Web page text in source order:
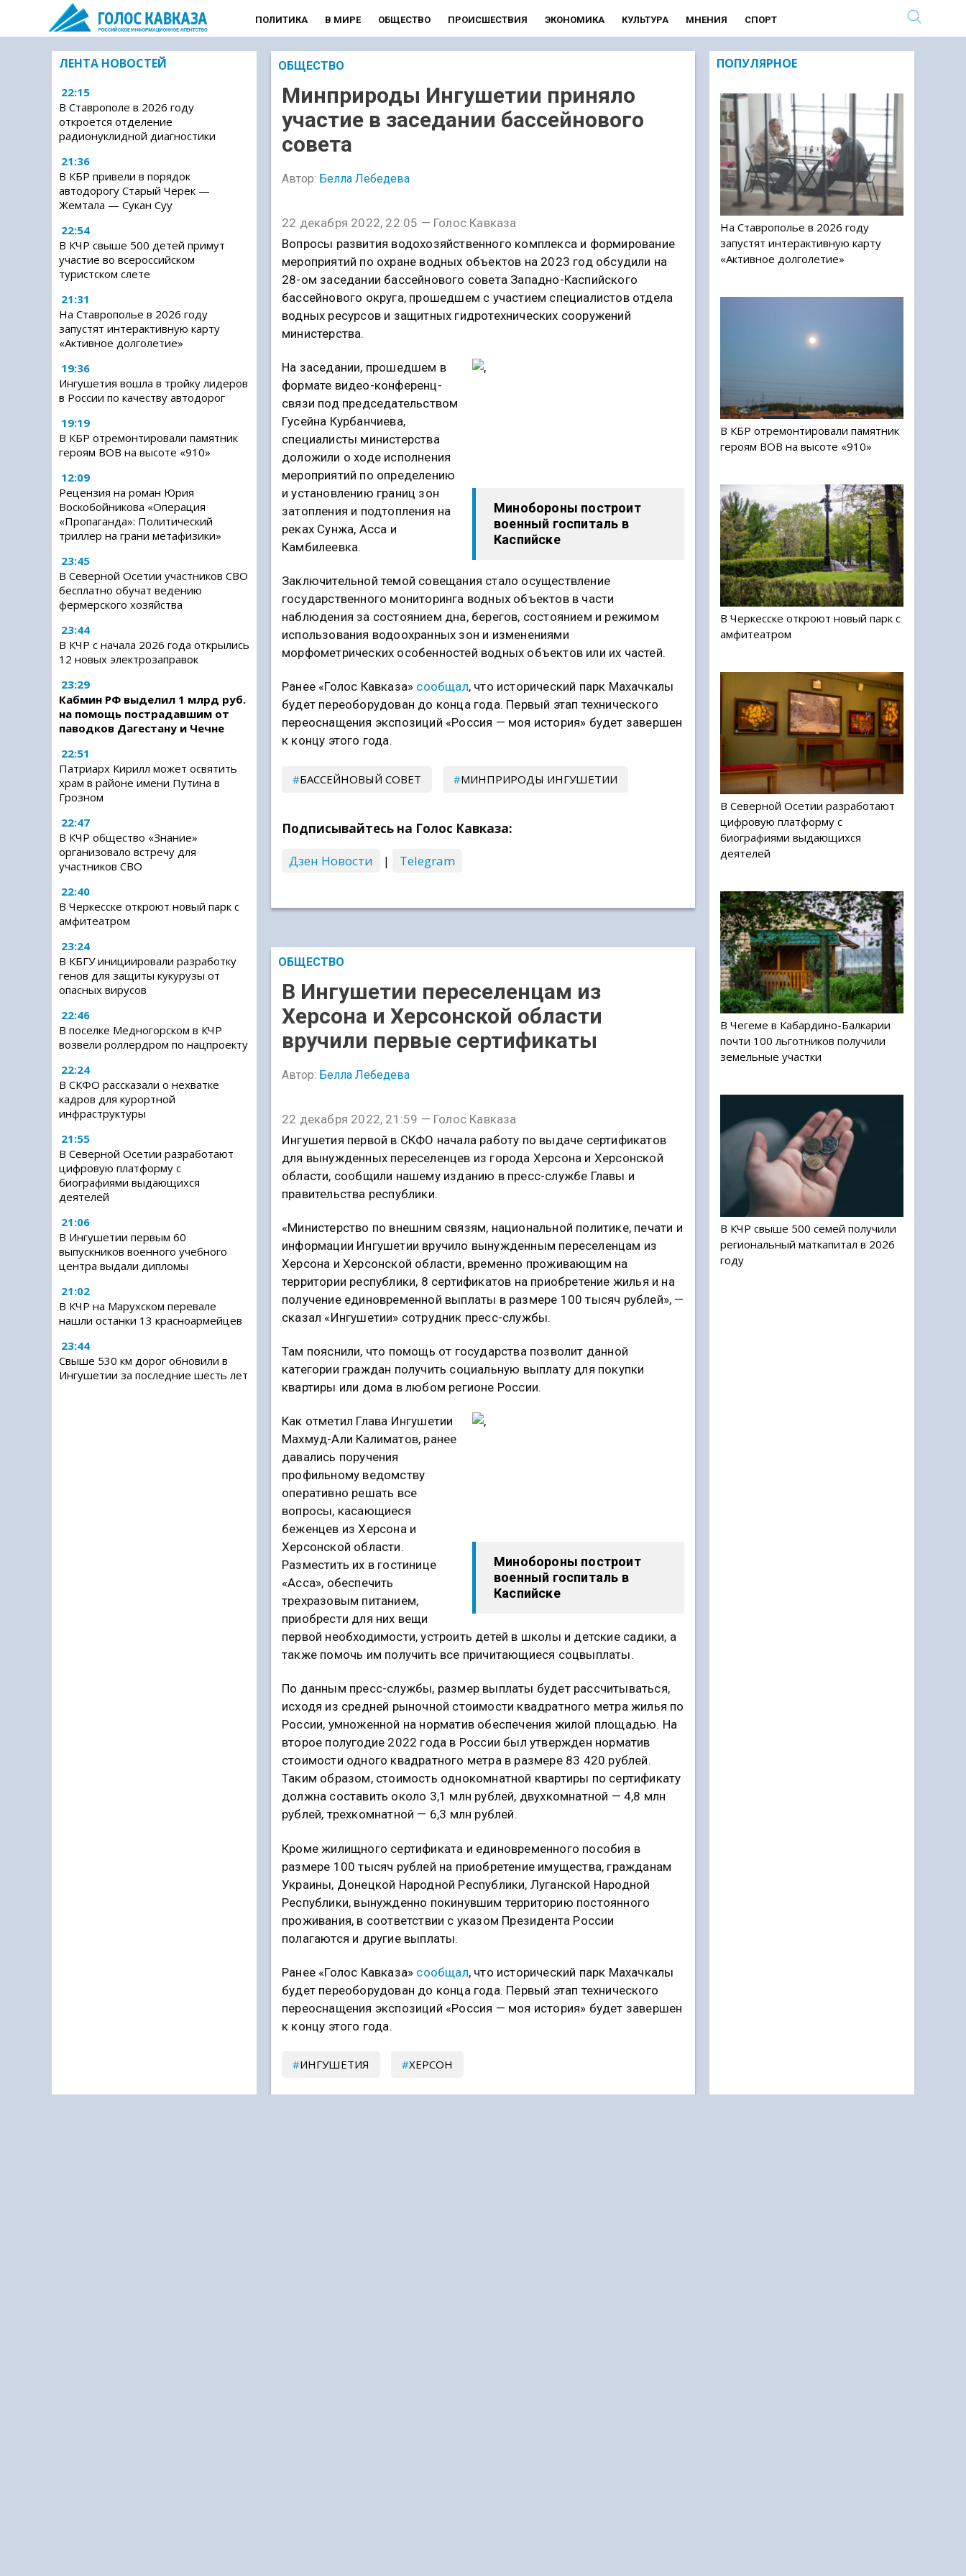
ПОЛИТИКА В МИРЕ ОБЩЕСТВО ПРОИСШЕСТВИЯ ЭКОНОМИКА КУЛЬТУРА МНЕНИЯ СПОРТ
ЛЕНТА НОВОСТЕЙ
22:15
В Ставрополе в 2026 году
откроется отделение
радионуклидной диагностики
21:36
В КБР привели в порядок
автодорогу Старый Черек —
Жемтала — Сукан Суу
22:54
В КЧР свыше 500 детей примут
участие во всероссийском
туристском слете
21:31
На Ставрополье в 2026 году
запустят интерактивную карту
«Активное долголетие»
19:36
Ингушетия вошла в тройку лидеров
в России по качеству автодорог
19:19
В КБР отремонтировали памятник
героям ВОВ на высоте «910»
12:09
Рецензия на роман Юрия
Воскобойникова «Операция
«Пропаганда»: Политический
триллер на грани метафизики»
23:45
В Северной Осетии участников СВО
бесплатно обучат ведению
фермерского хозяйства
23:44
В КЧР с начала 2026 года открылись
12 новых электрозаправок
23:29
Кабмин РФ выделил 1 млрд руб.
на помощь пострадавшим от
паводков Дагестану и Чечне
22:51
Патриарх Кирилл может освятить
храм в районе имени Путина в
Грозном
22:47
В КЧР общество «Знание»
организовало встречу для
участников СВО
22:40
В Черкесске откроют новый парк с
амфитеатром
23:24
В КБГУ инициировали разработку
генов для защиты кукурузы от
опасных вирусов
22:46
В поселке Медногорском в КЧР
возвели роллердром по нацпроекту
22:24
В СКФО рассказали о нехватке
кадров для курортной
инфраструктуры
21:55
В Северной Осетии разработают
цифровую платформу с
биографиями выдающихся
деятелей
21:06
В Ингушетии первым 60
выпускников военного учебного
центра выдали дипломы
21:02
В КЧР на Марухском перевале
нашли останки 13 красноармейцев
23:44
Свыше 530 км дорог обновили в
Ингушетии за последние шесть лет
ОБЩЕСТВО
Минприроды Ингушетии приняло
участие в заседании бассейнового
совета
Автор: Белла Лебедева
22 декабря 2022, 22:05 — Голос Кавказа
Вопросы развития водохозяйственного комплекса и формирование
мероприятий по охране водных объектов на 2023 год обсудили на
28-ом заседании бассейнового совета Западно-Каспийского
бассейнового округа, прошедшем с участием специалистов отдела
водных ресурсов и защитных гидротехнических сооружений
министерства.
Минобороны построит
военный госпиталь в
Каспийске
На заседании, прошедшем в
формате видео-конференц-
связи под председательством
Гусейна Курбанчиева,
специалисты министерства
доложили о ходе исполнения
мероприятий по определению
и установлению границ зон
затопления и подтопления на
реках Сунжа, Асса и
Камбилеевка.
Заключительной темой совещания стало осуществление
государственного мониторинга водных объектов в части
наблюдения за состоянием дна, берегов, состоянием и режимом
использования водоохранных зон и изменениями
морфометрических особенностей водных объектов или их частей.
Ранее «Голос Кавказа» сообщал, что исторический парк Махачкалы
будет переоборудован до конца года. Первый этап технического
переоснащения экспозиций «Россия — моя история» будет завершен
к концу этого года.
БАССЕЙНОВЫЙ СОВЕТ МИНПРИРОДЫ ИНГУШЕТИИ
Подписывайтесь на Голос Кавказа:
Дзен Новости
| Telegram
ОБЩЕСТВО
В Ингушетии переселенцам из
Херсона и Херсонской области
вручили первые сертификаты
Автор: Белла Лебедева
22 декабря 2022, 21:59 — Голос Кавказа
Ингушетия первой в СКФО начала работу по выдаче сертификатов
для вынужденных переселенцев из города Херсона и Херсонской
области, сообщили нашему изданию в пресс-службе Главы и
правительства республики.
«Министерство по внешним связям, национальной политике, печати и
информации Ингушетии вручило вынужденным переселенцам из
Херсона и Херсонской области, временно проживающим на
территории республики, 8 сертификатов на приобретение жилья и на
получение единовременной выплаты в размере 100 тысяч рублей», —
сказал «Ингушетии» сотрудник пресс-службы.
Там пояснили, что помощь от государства позволит данной
категории граждан получить социальную выплату для покупки
квартиры или дома в любом регионе России.
Минобороны построит
военный госпиталь в
Каспийске
Как отметил Глава Ингушетии
Махмуд-Али Калиматов, ранее
давались поручения
профильному ведомству
оперативно решать все
вопросы, касающиеся
беженцев из Херсона и
Херсонской области.
Разместить их в гостинице
«Асса», обеспечить
трехразовым питанием,
приобрести для них вещи
первой необходимости, устроить детей в школы и детские садики, а
также помочь им получить все причитающиеся соцвыплаты.
По данным пресс-службы, размер выплаты будет рассчитываться,
исходя из средней рыночной стоимости квадратного метра жилья по
России, умноженной на норматив обеспечения жилой площадью. На
второе полугодие 2022 года в России был утвержден норматив
стоимости одного квадратного метра в размере 83 420 рублей.
Таким образом, стоимость однокомнатной квартиры по сертификату
должна составить около 3,1 млн рублей, двухкомнатной — 4,8 млн
рублей, трехкомнатной — 6,3 млн рублей.
Кроме жилищного сертификата и единовременного пособия в
размере 100 тысяч рублей на приобретение имущества, гражданам
Украины, Донецкой Народной Республики, Луганской Народной
Республики, вынужденно покинувшим территорию постоянного
проживания, в соответствии с указом Президента России
полагаются и другие выплаты.
Ранее «Голос Кавказа» сообщал, что исторический парк Махачкалы
будет переоборудован до конца года. Первый этап технического
переоснащения экспозиций «Россия — моя история» будет завершен
к концу этого года.
ИНГУШЕТИЯ ХЕРСОН
ПОПУЛЯРНОЕ
На Ставрополье в 2026 году
запустят интерактивную карту
«Активное долголетие»
В КБР отремонтировали памятник
героям ВОВ на высоте «910»
В Черкесске откроют новый парк с
амфитеатром
В Северной Осетии разработают
цифровую платформу с
биографиями выдающихся
деятелей
В Чегеме в Кабардино-Балкарии
почти 100 льготников получили
земельные участки
В КЧР свыше 500 семей получили
региональный маткапитал в 2026
году